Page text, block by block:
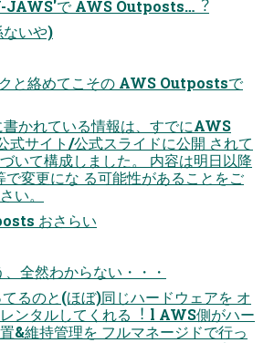
JAWS'で AWS Outposts…︖
いや)
と絡めてこその AWS Outpostsで
書かれている情報は、すでにAWS
サイト/公式スライドに公開 されて
いて構成しました。 内容は明⽇以降
変更にな る可能性があることをご
い。
おさらい
全然わからない・・・
るのと(ほぼ)同じハードウェアを オ
ンタルしてくれる︕ l AWS側がハー
&維持管理を フルマネージドで⾏っ